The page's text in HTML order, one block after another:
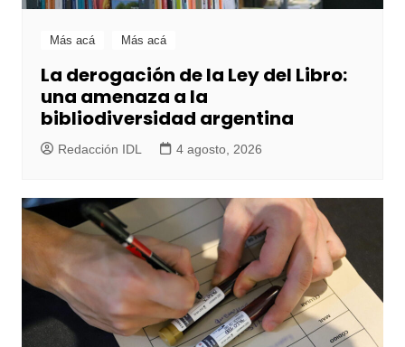
Más acá Más acá
La derogación de la Ley del Libro:
una amenaza a la
bibliodiversidad argentina
Redacción IDL 4 agosto, 2026